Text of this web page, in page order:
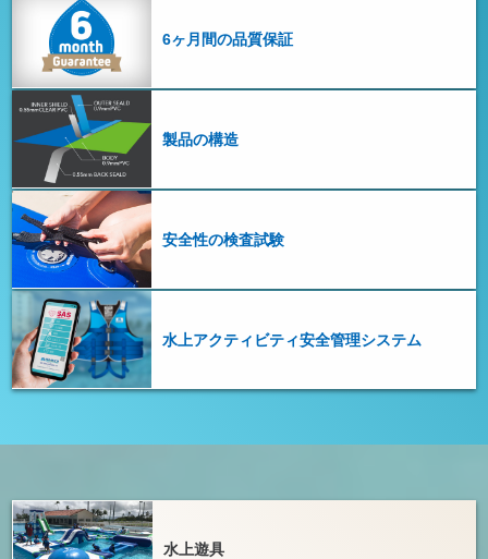
6ヶ月間の品質保証
製品の構造
安全性の検査試験
水上アクティビティ安全管理システム
水上遊具